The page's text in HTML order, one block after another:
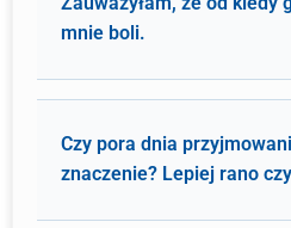
mnie boli.
Czy pora dnia
znaczenie? Lepiej rano